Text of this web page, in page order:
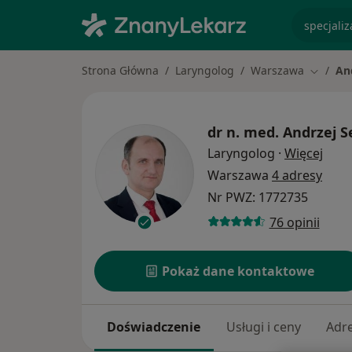
Strona Główna Laryngolog Warszawa Zmień
dr n. med. Andrzej
Laryngolog · Więcej
Warszawa 4 adresy
Nr PWZ: 1772735
76 opinii
Pokaż dane kontaktowe
Doświadczenie Usługi i ceny